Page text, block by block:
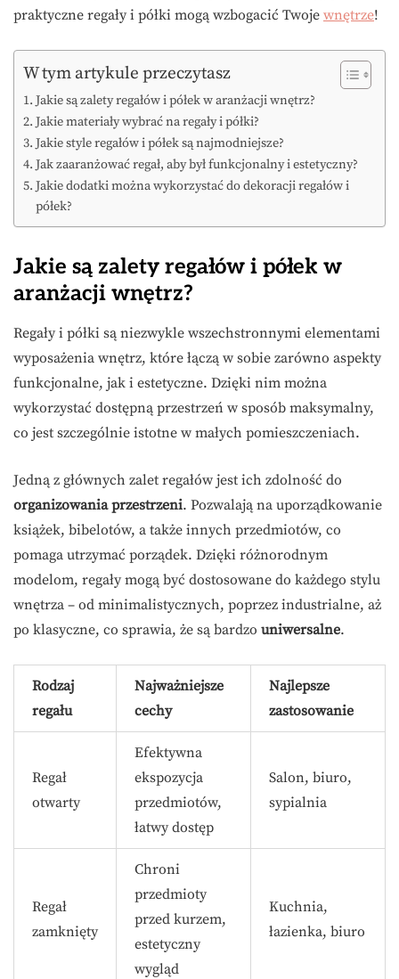
praktyczne regały i półki mogą wzbogacić Twoje wnętrze!
W tym artykule przeczytasz
Jakie są zalety regałów i półek w aranżacji wnętrz?
Jakie materiały wybrać na regały i półki?
Jakie style regałów i półek są najmodniejsze?
Jak zaaranżować regał, aby był funkcjonalny i estetyczny?
Jakie dodatki można wykorzystać do dekoracji regałów i
półek?
Jakie są zalety regałów i półek w
aranżacji wnętrz?
Regały i półki są niezwykle wszechstronnymi elementami
wyposażenia wnętrz, które łączą w sobie zarówno aspekty
funkcjonalne, jak i estetyczne. Dzięki nim można
wykorzystać dostępną przestrzeń w sposób maksymalny,
co jest szczególnie istotne w małych pomieszczeniach.
Jedną z głównych zalet regałów jest ich zdolność do
organizowania przestrzeni. Pozwalają na uporządkowanie
książek, bibelotów, a także innych przedmiotów, co
pomaga utrzymać porządek. Dzięki różnorodnym
modelom, regały mogą być dostosowane do każdego stylu
wnętrza – od minimalistycznych, poprzez industrialne, aż
po klasyczne, co sprawia, że są bardzo uniwersalne.
Rodzaj
regału
Najważniejsze
cechy
Najlepsze
zastosowanie
Regał
otwarty
Efektywna
ekspozycja
przedmiotów,
łatwy dostęp
Salon, biuro,
sypialnia
Regał
zamknięty
Chroni
przedmioty
przed kurzem,
estetyczny
wygląd
Kuchnia,
łazienka, biuro